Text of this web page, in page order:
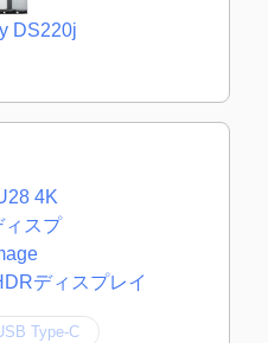
DS220j
ディスプレイ
Type-C